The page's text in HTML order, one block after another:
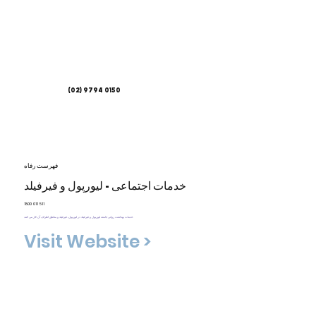
(02) 9794 0150
1800 011 511
فهرست رفاه
خدمات اجتماعی - لیورپول و فیرفیلد
خدمات بهداشت روانی جامعه لیورپول و فیرفیلد در لیورپول، فیرفیلد و مناطق اطراف آن کار می کنند.
Visit Website >